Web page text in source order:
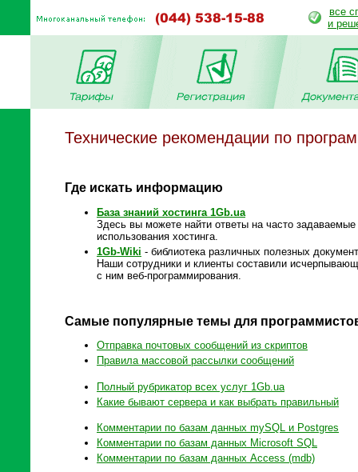
все
и
Технические рекомендации по
Где искать информацию
База знаний хостинга 1Gb.ua
Здесь вы можете найти ответы на часто
использования хостинга.
1Gb-Wiki - библиотека различных полезных
Наши сотрудники и клиенты составили
с ним веб-программирования.
Самые популярные темы для
Отправка почтовых сообщений из скриптов
Правила массовой рассылки сообщений
Полный рубрикатор всех услуг 1Gb.ua
Какие бывают сервера и как выбрать правильный
Комментарии по базам данных mySQL и Postgres
Комментарии по базам данных Microsoft SQL
Комментарии по базам данных Access (mdb)